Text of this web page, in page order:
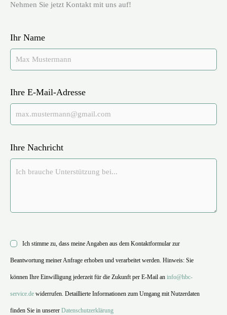
Nehmen Sie jetzt Kontakt mit uns auf!
Ihr Name
Ihre E-Mail-Adresse
Ihre Nachricht
Ich stimme zu, dass meine Angaben aus dem Kontaktformular zur
Beantwortung meiner Anfrage erhoben und verarbeitet werden. Hinweis: Sie
können Ihre Einwilligung jederzeit für die Zukunft per E-Mail an info@hbc-
service.de widerrufen. Detaillierte Informationen zum Umgang mit Nutzerdaten
finden Sie in unserer Datenschutzerklärung